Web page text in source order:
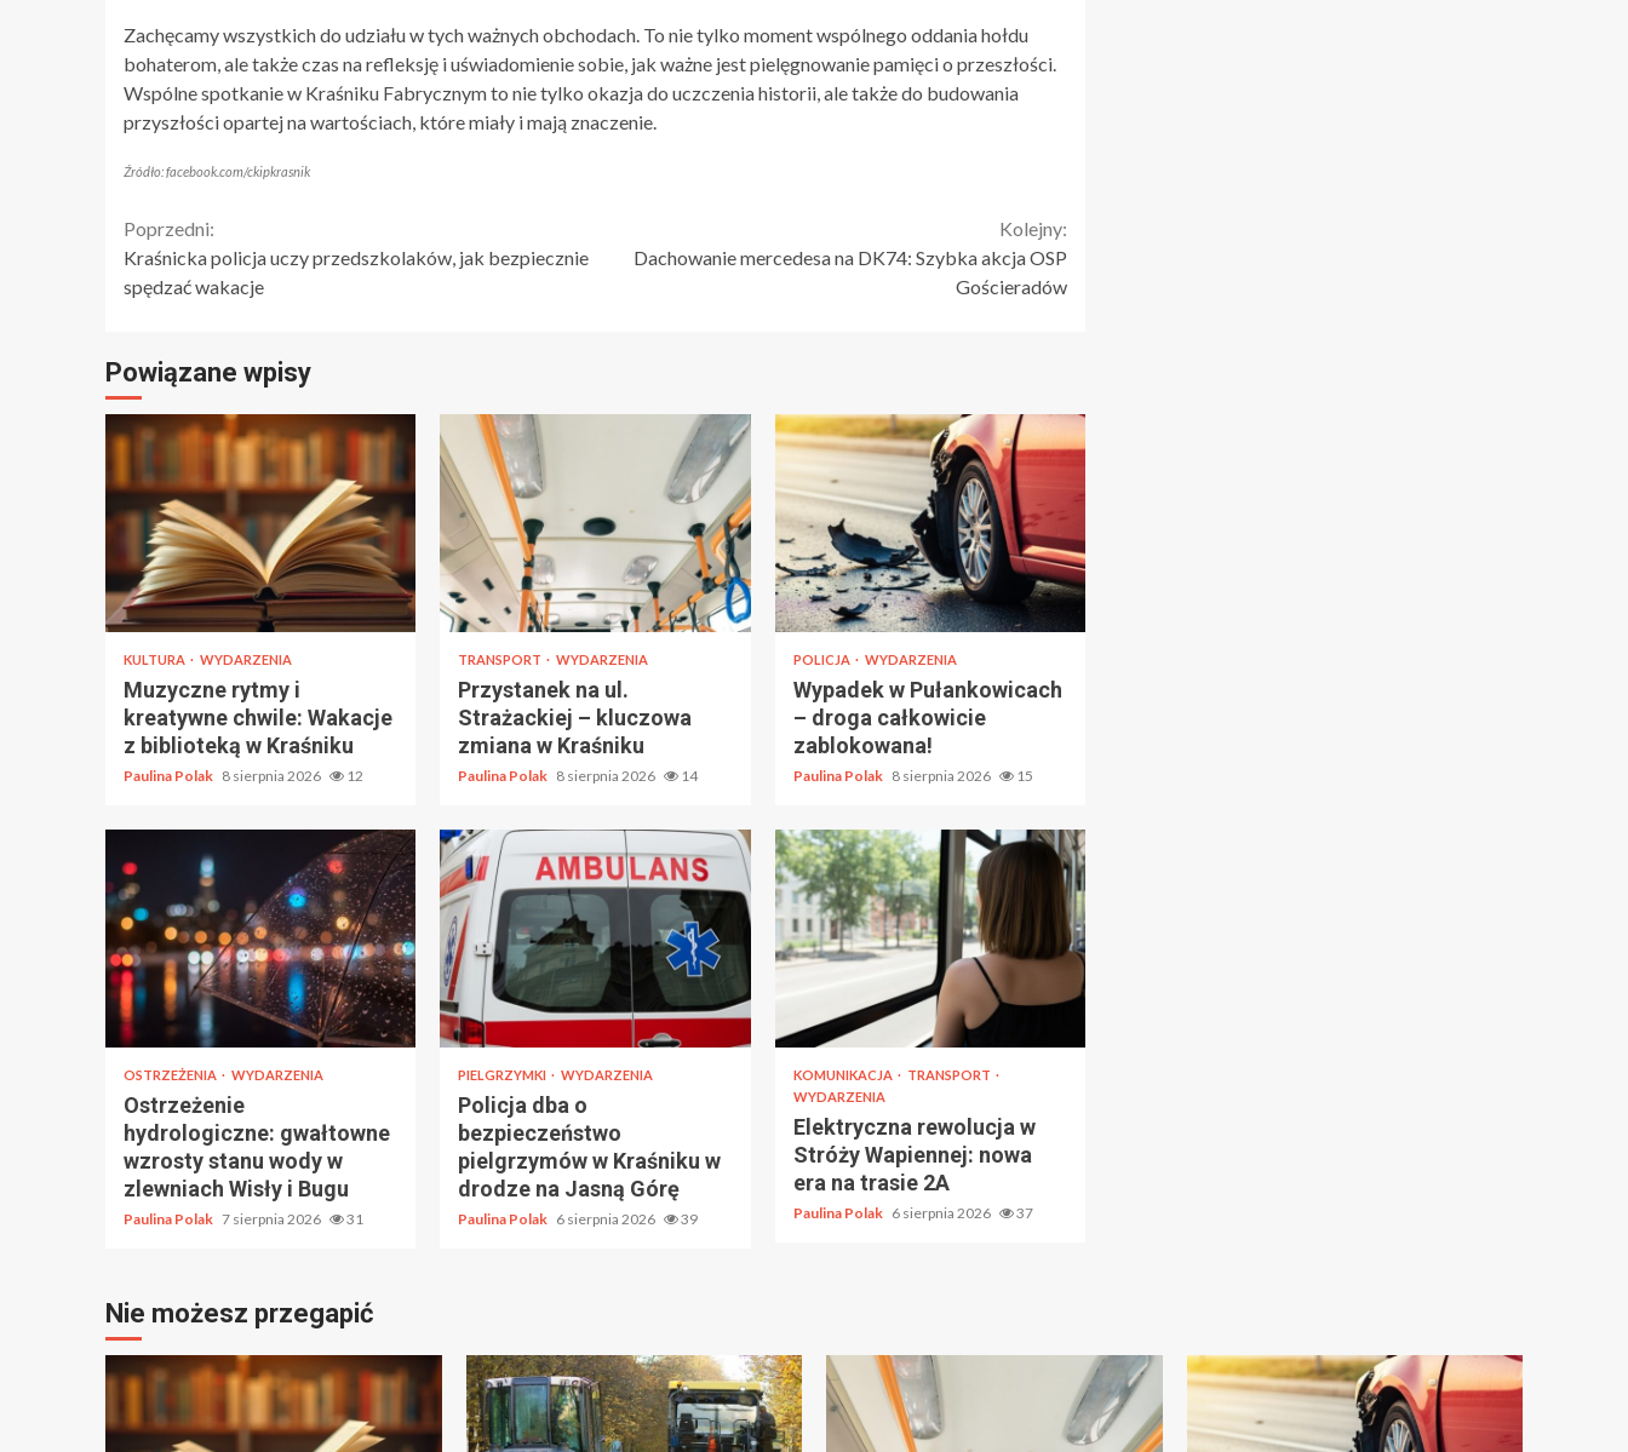
Zachęcamy wszystkich do udziału w tych ważnych obchodach. To nie tylko moment wspólnego oddania hołdu
bohaterom, ale także czas na refleksję i uświadomienie sobie, jak ważne jest pielęgnowanie pamięci o przeszłości.
Wspólne spotkanie w Kraśniku Fabrycznym to nie tylko okazja do uczczenia historii, ale także do budowania
przyszłości opartej na wartościach, które miały i mają znaczenie.
Źródło: facebook.com/ckipkrasnik
Continue
Reading
Poprzedni:
Kraśnicka policja uczy przedszkolaków, jak bezpiecznie
spędzać wakacje
Kolejny:
Dachowanie mercedesa na DK74: Szybka akcja OSP
Gościeradów
Powiązane wpisy
KULTURA WYDARZENIA
Muzyczne rytmy i
kreatywne chwile: Wakacje
z biblioteką w Kraśniku
Paulina Polak 8 sierpnia 2026 12
TRANSPORT WYDARZENIA
Przystanek na ul.
Strażackiej – kluczowa
zmiana w Kraśniku
Paulina Polak 8 sierpnia 2026 14
POLICJA WYDARZENIA
Wypadek w Pułankowicach
– droga całkowicie
zablokowana!
Paulina Polak 8 sierpnia 2026 15
OSTRZEŻENIA WYDARZENIA
Ostrzeżenie
hydrologiczne: gwałtowne
wzrosty stanu wody w
zlewniach Wisły i Bugu
Paulina Polak 7 sierpnia 2026 31
PIELGRZYMKI WYDARZENIA
Policja dba o
bezpieczeństwo
pielgrzymów w Kraśniku w
drodze na Jasną Górę
Paulina Polak 6 sierpnia 2026 39
KOMUNIKACJA
TRANSPORT
WYDARZENIA
Elektryczna rewolucja w
Stróży Wapiennej: nowa
era na trasie 2A
Paulina Polak 6 sierpnia 2026 37
Nie możesz przegapić